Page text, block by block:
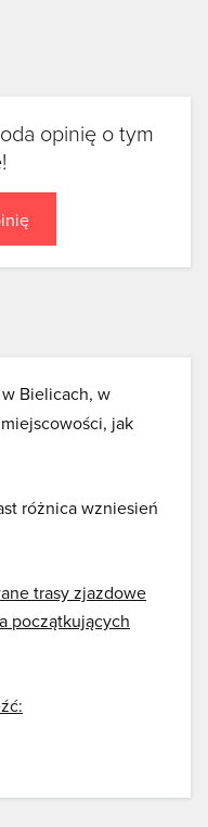
opinię o tym
Bielicach, w
jak
różnica wzniesień
trasy zjazdowe
początkujących